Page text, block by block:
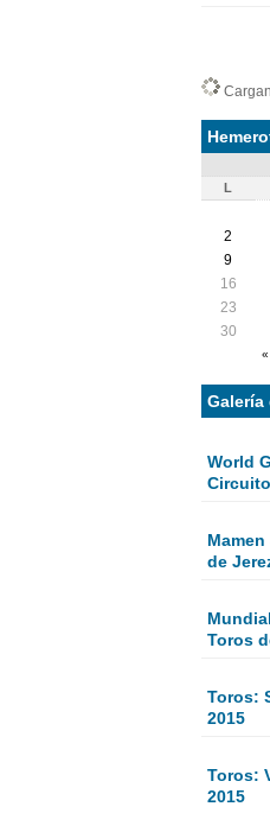
L
2
9
16
23
30
Galería
World
de
Toros
Toros:
2015
Toros:
2015